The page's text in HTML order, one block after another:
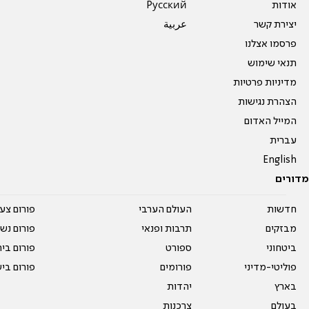
אודות
יצירת קשר
פרסמו אצלנו
תנאי שימוש
מדיניות פרטיות
הצהרת נגישות
המייל האדום
עברית
English
Pусский
عربية
מדורים
חדשות
מבזקים
ביטחוני
פוליטי-מדיני
בארץ
בעולם
העולם הערבי
תרבות ופנאי
ספורט
פורומים
יהדות
צרכנות
פורום
פורום
פורום
פורום